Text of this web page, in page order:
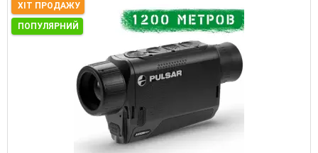
ХІТ ПРОДАЖУ
ПОПУЛЯРНИЙ